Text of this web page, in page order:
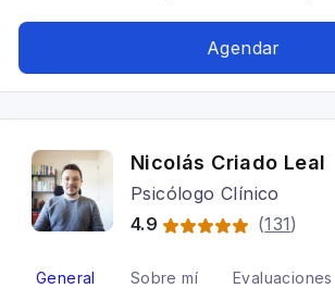
Agendar
Nicolás Criado Leal
Psicólogo Clínico
4.9
(131)
General Sobre mí Evaluaciones